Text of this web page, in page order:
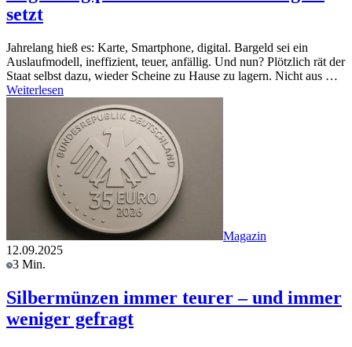
setzt
Jahrelang hieß es: Karte, Smartphone, digital. Bargeld sei ein
Auslaufmodell, ineffizient, teuer, anfällig. Und nun? Plötzlich rät der
Staat selbst dazu, wieder Scheine zu Hause zu lagern. Nicht aus …
Weiterlesen
Magazin
12.09.2025
3 Min.
Silbermünzen immer teurer – und immer
weniger gefragt